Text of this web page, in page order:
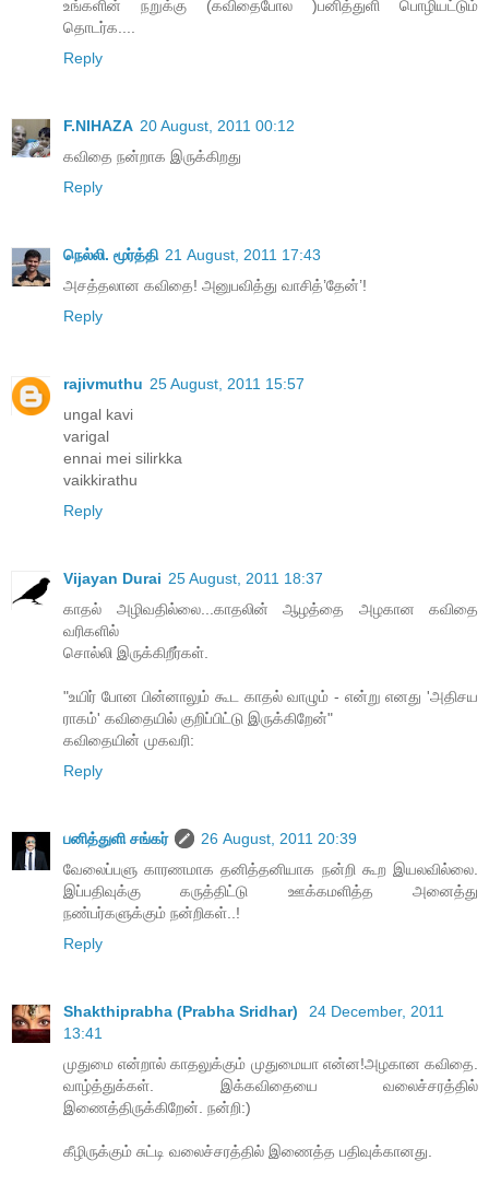
உங்களின் நறுக்கு (கவிதைபோல )பனித்துளி பொழியட்டும்
தொடர்க....
Reply
F.NIHAZA 20 August, 2011 00:12
கவிதை நன்றாக இருக்கிறது
Reply
நெல்லி. மூர்த்தி 21 August, 2011 17:43
அசத்தலான கவிதை! அனுபவித்து வாசித்’தேன்’!
Reply
rajivmuthu 25 August, 2011 15:57
ungal kavi
varigal
ennai mei silirkka
vaikkirathu
Reply
Vijayan Durai 25 August, 2011 18:37
காதல் அழிவதில்லை...காதலின் ஆழத்தை அழகான கவிதை
வரிகளில்
சொல்லி இருக்கிறீர்கள்.
"உயிர் போன பின்னாலும் கூட காதல் வாழும் - என்று எனது 'அதிசய
ராகம்' கவிதையில் குறிப்பிட்டு இருக்கிறேன்"
கவிதையின் முகவரி:
Reply
பனித்துளி சங்கர்
26 August, 2011 20:39
வேலைப்பளு காரணமாக தனித்தனியாக நன்றி கூற இயலவில்லை.
இப்பதிவுக்கு கருத்திட்டு ஊக்கமளித்த அனைத்து
நண்பர்களுக்கும் நன்றிகள்..!
Reply
Shakthiprabha (Prabha Sridhar)
24 December, 2011
13:41
முதுமை என்றால் காதலுக்கும் முதுமையா என்ன!அழகான கவிதை.
வாழ்த்துக்கள். இக்கவிதையை வலைச்சரத்தில்
இணைத்திருக்கிறேன். நன்றி:)
கீழிருக்கும் சுட்டி வலைச்சரத்தில் இணைத்த பதிவுக்கானது.